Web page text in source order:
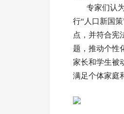
专家们认为
行“人口新国
点，并符合宪
题，推动个性
家长和学生被
满足个体家庭